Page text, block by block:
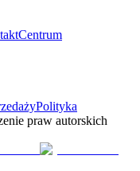
Centrum
Polityka
praw autorskich